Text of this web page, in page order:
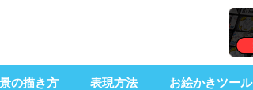
の描き方 表現方法 お絵かきツール